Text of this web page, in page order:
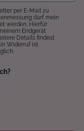
per E-Mail zu
darf mein
werden. Hierfür
Endgerät
Details findest
Widerruf ist